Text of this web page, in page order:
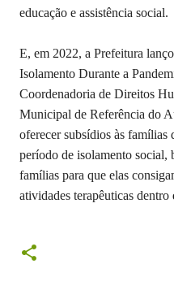
educação e assistência social.
E, em 2022, a Prefeitura
Isolamento Durante a
Coordenadoria de Direitos
Municipal de Referência do
oferecer subsídios às
período de isolamento social,
famílias para que elas
atividades terapêuticas dentro